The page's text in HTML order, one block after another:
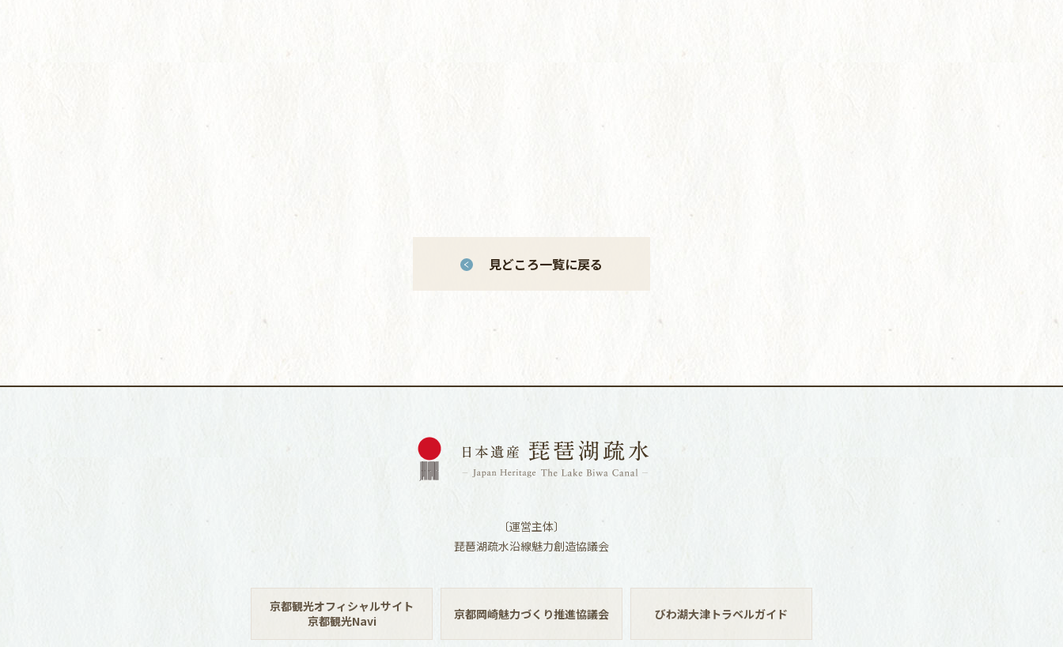
見どころ一覧に戻る
〔運営主体〕
琵琶湖疏水沿線魅力創造協議会
京都観光オフィシャルサイト
京都観光Navi
京都岡崎魅力づくり推進協議会 びわ湖大津トラベルガイド